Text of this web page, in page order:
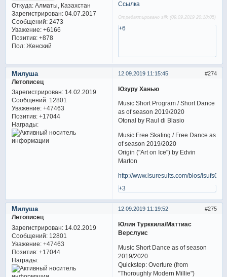
Откуда:Алматы, Казахстан
Зарегистрирован: 04.07.2017
Сообщений:2473
Уважение: +6166
Позитив: +878
Пол:Женский
Ссылка
Отредактировано silk (09.09.2019 20:18:05)
+6
274
12.09.2019 11:15:45
Милуша
Летописец
Зарегистрирован: 14.02.2019
Сообщений:12801
Уважение: +47463
Позитив: +17044
Награды:
Юзуру Ханью
Music Short Program / Short Dance
as of season 2019/2020
Otonal by Raul di Blasio
Music Free Skating / Free Dance as
of season 2019/2020
Origin ("Art on Ice") by Edvin
Marton
http://www.isuresults.com/bios/
+3
275
12.09.2019 11:19:52
Милуша
Летописец
Зарегистрирован: 14.02.2019
Сообщений:12801
Уважение: +47463
Позитив: +17044
Награды:
Юлия Турккила/Маттиас
Верслуис
Music Short Dance as of season
2019/2020
Quickstep: Overture (from
"Thoroughly Modern Millie")